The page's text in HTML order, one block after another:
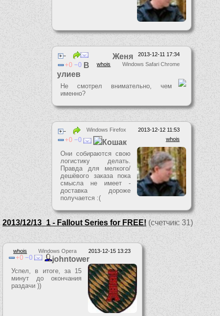
2013-12-11 17:34
Windows Safari Chrome
whois
0 0
Женя
В
улиев
Не смотрел внимательно, чем
именно?
2013-12-12 11:53
Windows Firefox
whois
0 0 Кошак
Они собираются свою
логистику делать.
Правда для мелкого/
дешёвого заказа пока
смысла не имеет -
доставка дороже
получается :(
2013/12/13_1 - Fallout Series for FREE!(счетчик: 31)
2013-12-15 13:23
Windows Opera
whois
0 0 johntower
Успел, в итоге, за 15
минут до окончания
раздачи ))